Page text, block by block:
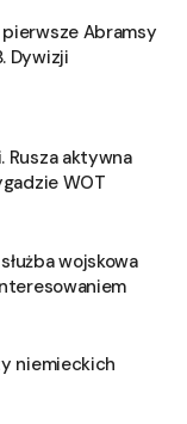
Abramsy
Dywizji
Rusza aktywna
WOT
wojskowa
niemieckich